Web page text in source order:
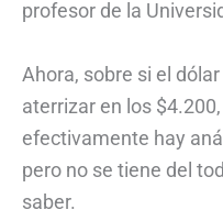
profesor de la
Ahora, sobre si el
aterrizar en los
efectivamente hay
pero no se tiene del
saber.